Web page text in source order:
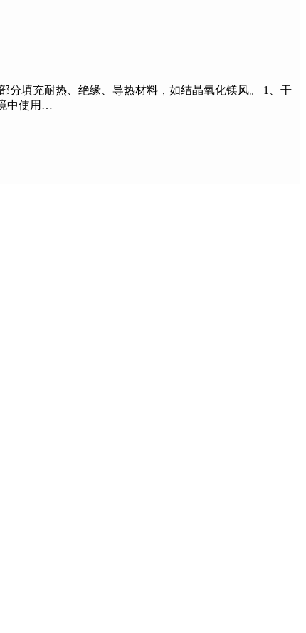
填充耐热、绝缘、导热材料，如结晶氧化镁风。 1、干
中使用…